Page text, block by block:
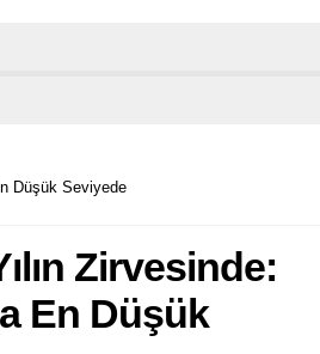
Düşük Seviyede
Zirvesinde:
En Düşük